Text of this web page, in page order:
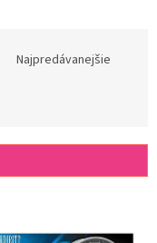
Najpredávanejšie